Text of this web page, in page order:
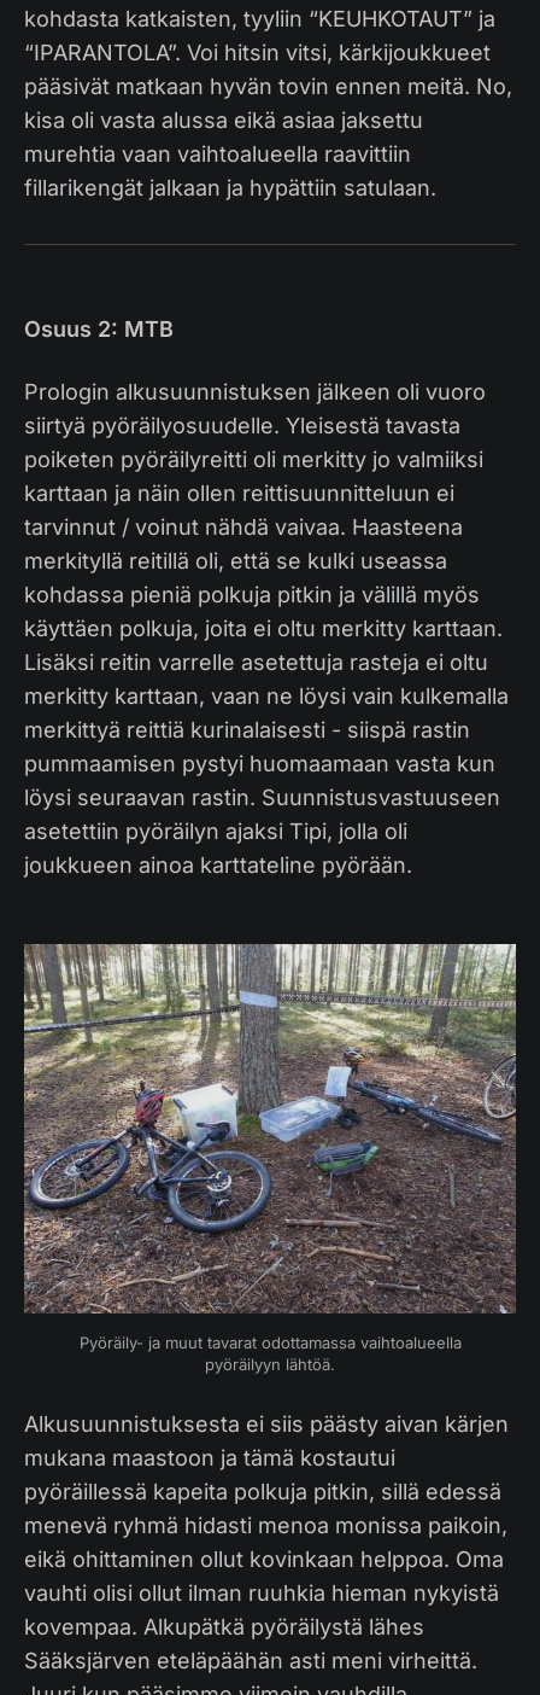
kohdasta katkaisten, tyyliin “KEUHKOTAUT” ja
“IPARANTOLA”. Voi hitsin vitsi, kärkijoukkueet
pääsivät matkaan hyvän tovin ennen meitä. No,
kisa oli vasta alussa eikä asiaa jaksettu
murehtia vaan vaihtoalueella raavittiin
fillarikengät jalkaan ja hypättiin satulaan.
Osuus 2: MTB
Prologin alkusuunnistuksen jälkeen oli vuoro
siirtyä pyöräilyosuudelle. Yleisestä tavasta
poiketen pyöräilyreitti oli merkitty jo valmiiksi
karttaan ja näin ollen reittisuunnitteluun ei
tarvinnut / voinut nähdä vaivaa. Haasteena
merkityllä reitillä oli, että se kulki useassa
kohdassa pieniä polkuja pitkin ja välillä myös
käyttäen polkuja, joita ei oltu merkitty karttaan.
Lisäksi reitin varrelle asetettuja rasteja ei oltu
merkitty karttaan, vaan ne löysi vain kulkemalla
merkittyä reittiä kurinalaisesti - siispä rastin
pummaamisen pystyi huomaamaan vasta kun
löysi seuraavan rastin. Suunnistusvastuuseen
asetettiin pyöräilyn ajaksi Tipi, jolla oli
joukkueen ainoa karttateline pyörään.
Pyöräily- ja muut tavarat odottamassa vaihtoalueella
pyöräilyyn lähtöä.
Alkusuunnistuksesta ei siis päästy aivan kärjen
mukana maastoon ja tämä kostautui
pyöräillessä kapeita polkuja pitkin, sillä edessä
menevä ryhmä hidasti menoa monissa paikoin,
eikä ohittaminen ollut kovinkaan helppoa. Oma
vauhti olisi ollut ilman ruuhkia hieman nykyistä
kovempaa. Alkupätkä pyöräilystä lähes
Sääksjärven eteläpäähän asti meni virheittä.